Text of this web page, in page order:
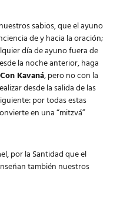
sabios, que el ayuno
de y hacia la oración;
día de ayuno fuera de
la noche anterior, haga
Con Kavaná, pero no con la
desde la salida de las
por todas estas
en una “mitzvá”
por la Santidad que el
también nuestros